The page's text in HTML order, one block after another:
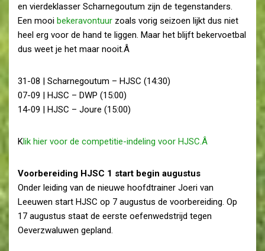
en vierdeklasser Scharnegoutum zijn de tegenstanders.
Een mooi bekeravontuur zoals vorig seizoen lijkt dus niet
heel erg voor de hand te liggen. Maar het blijft bekervoetbal
dus weet je het maar nooit.Â
31-08 | Scharnegoutum – HJSC (14:30)
07-09 | HJSC – DWP (15:00)
14-09 | HJSC – Joure (15:00)
Klik hier voor de competitie-indeling voor HJSC.Â
Voorbereiding HJSC 1 start begin augustus
Onder leiding van de nieuwe hoofdtrainer Joeri van
Leeuwen start HJSC op 7 augustus de voorbereiding. Op
17 augustus staat de eerste oefenwedstrijd tegen
Oeverzwaluwen gepland.